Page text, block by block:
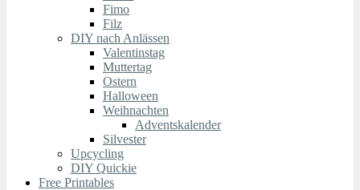
Fimo
Filz
DIY nach Anlässen
Valentinstag
Muttertag
Ostern
Halloween
Weihnachten
Adventskalender
Silvester
Upcycling
DIY Quickie
Free Printables